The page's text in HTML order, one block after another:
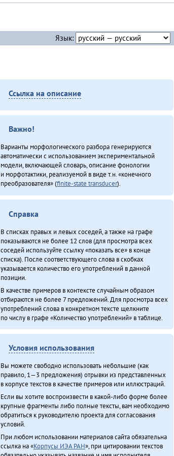
Язык:
Ссылка на описание
Важно!
Варианты морфологического разбора генерируются
автоматически с использованием экспериментальной
модели, включающей словарь, описание фонологии
и морфотактики, реализуемой в виде т.н. «конечного
преобразователя» (finite-state transducer).
Справка
В списках правых и левых соседей, а также на графе
показываются не более 12 слов (для просмотра всех
соседей используйте ссылку «показать все» в конце
списка). После соответствующего слова в скобках
указывается количество его употреблений в данной
позиции.
В качестве примеров в контексте случайным образом
отбираются не более 7 предложений. Для просмотра всех
употреблений слова в конкретном тексте щелкните
по числу в графе «Количество употреблений» в таблице.
Условия использования
Вы можете свободно использовать небольшие (как
правило, 1—3 предложения) отрывки из представленных
в корпусе текстов в качестве примеров или иллюстраций.
Если вы хотите воспроизвести в какой-либо форме более
крупные фрагменты либо полные тексты, вам необходимо
обратиться к руководителю проекта для согласования
условий.
При любом использовании материалов сайта обязательна
ссылка на «Корпусы ИЭА РАН», при цитировании текстов